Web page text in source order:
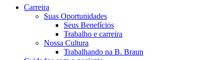
Carreira
Suas Oportunidades
Seus Benefícios
Trabalho e carreira
Nossa Cultura
Trabalhando na B. Braun